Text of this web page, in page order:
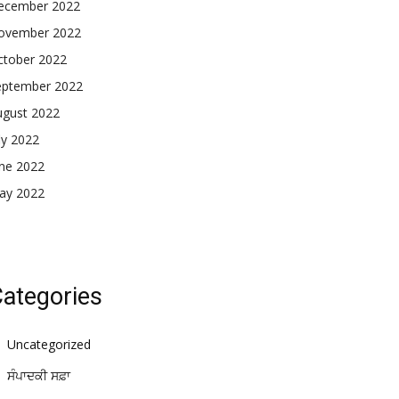
2022
2022
2022
2022
2022
2022
2022
2022
Uncategorized
ਸੰਪਾਦਕੀ ਸਫ਼ਾ